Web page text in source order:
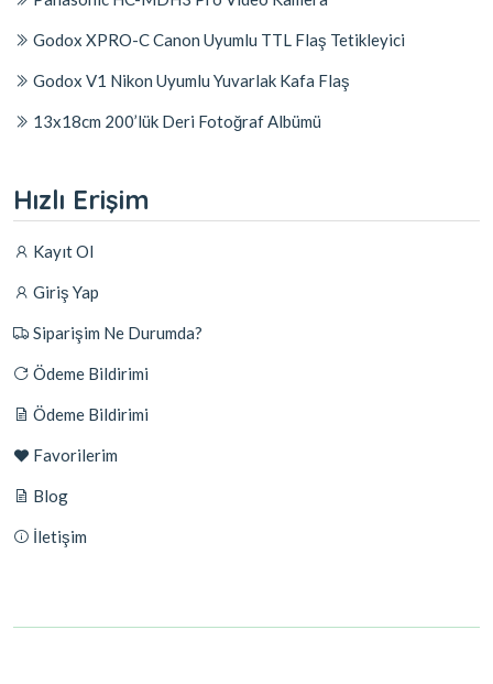
Godox XPRO-C Canon Uyumlu TTL Flaş Tetikleyici
Godox V1 Nikon Uyumlu Yuvarlak Kafa Flaş
13x18cm 200’lük Deri Fotoğraf Albümü
Hızlı Erişim
Kayıt Ol
Giriş Yap
Siparişim Ne Durumda?
Ödeme Bildirimi
Ödeme Bildirimi
Favorilerim
Blog
İletişim